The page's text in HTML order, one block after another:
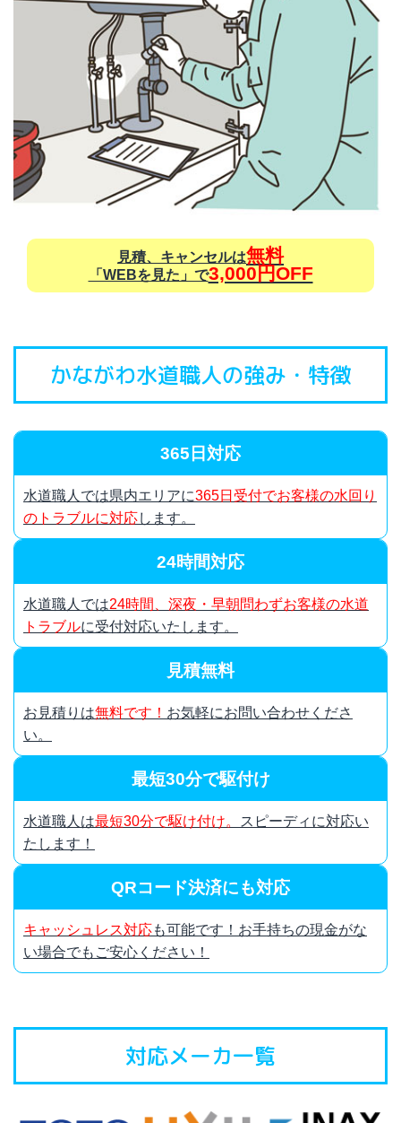
見積、キャンセルは無料
「WEBを見た」で3,000円OFF
かながわ水道職人の強み・特徴
365日対応
水道職人では県内エリアに365日受付でお客様の水回り
のトラブルに対応します。
24時間対応
水道職人では24時間、深夜・早朝問わずお客様の水道
トラブルに受付対応いたします。
見積無料
お見積りは無料です！ お気軽にお問い合わせくださ
い。
最短30分で駆付け
水道職人は最短30分で駆け付け。
スピーディに対応い
たします！
QRコード決済にも対応
キャッシュレス対応も可能です！お手持ちの現金がな
い場合でもご安心ください！
対応メーカ一覧